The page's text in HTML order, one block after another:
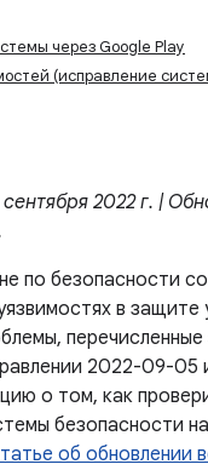
через Google Play
(исправление
2022 г. |
по безопасности
в защите
перечисленные
2022-09-05
о том, как
безопасности
об обновлении